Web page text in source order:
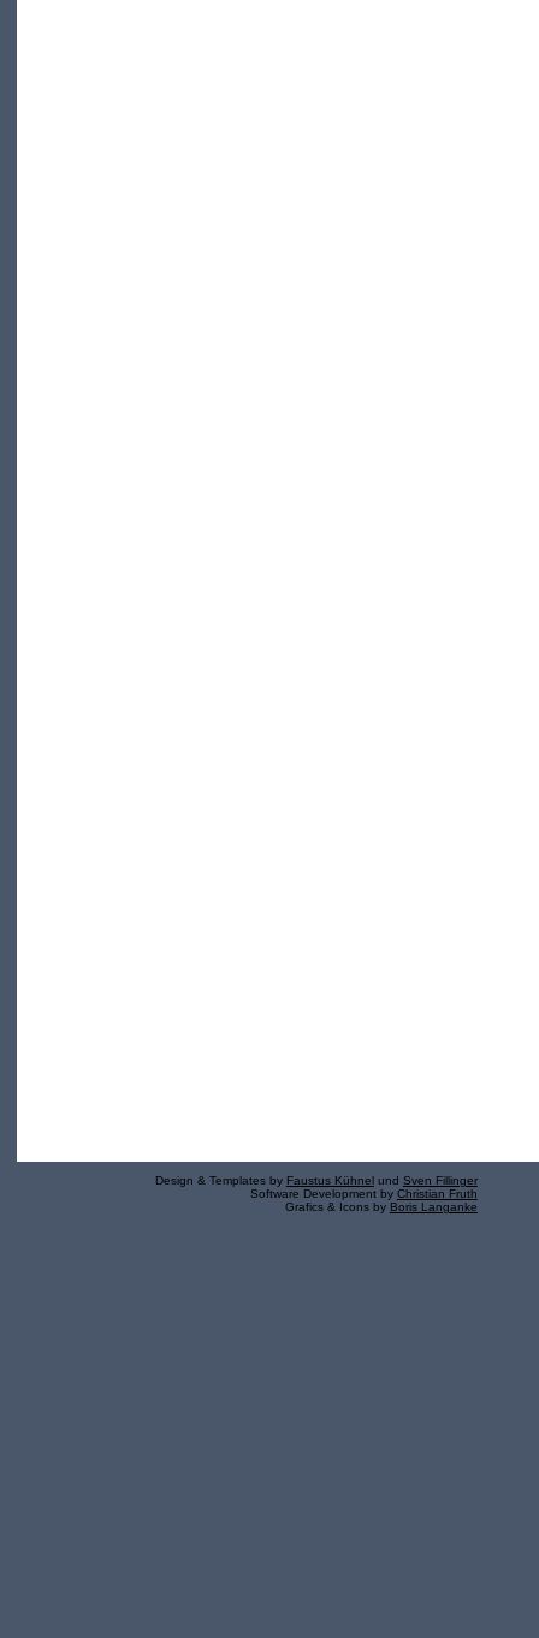
Design & Templates by Faustus Kühnel und Sven Fillinger
Software Development by Christian Fruth
Grafics & Icons by Boris Langanke